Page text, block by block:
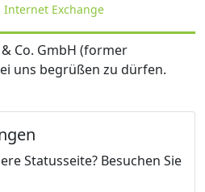
Internet Exchange
Co. GmbH (former
uns begrüßen zu dürfen.
Statusseite? Besuchen Sie